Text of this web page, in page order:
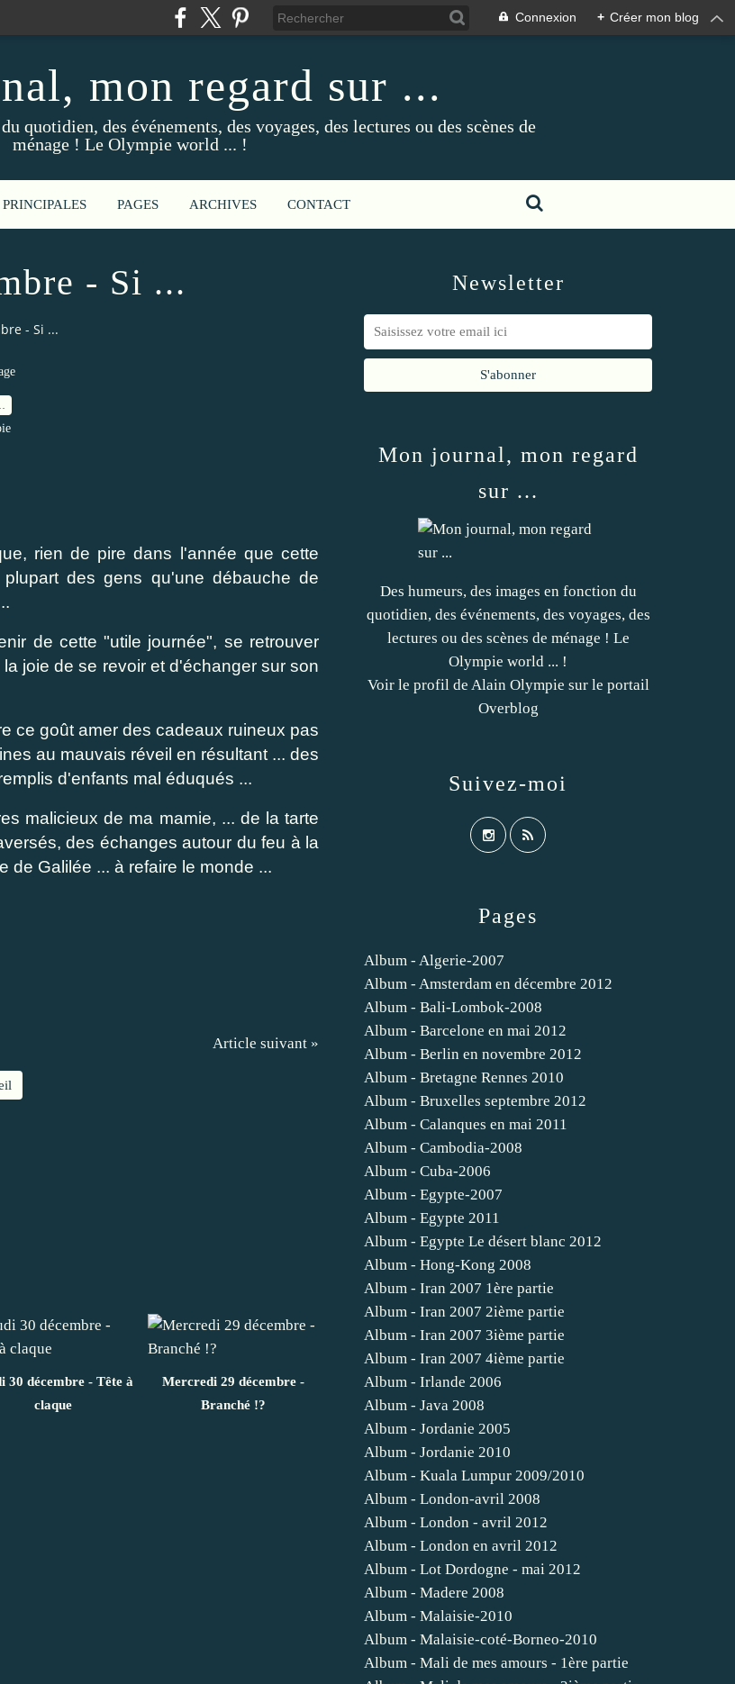
Connexion + Créer mon blog
mon regard sur ...
quotidien, des événements, des voyages, des lectures ou des scènes de
ménage ! Le Olympie world ... !
PAGES ARCHIVES CONTACT
- Si ...
- Si ...
rien de pire dans l'année que cette
des gens qu'une débauche de
de cette "utile journée", se retrouver
joie de se revoir et d'échanger sur son
ce goût amer des cadeaux ruineux pas
au mauvais réveil en résultant ... des
d'enfants mal éduqués ...
malicieux de ma mamie, ... de la tarte
des échanges autour du feu à la
de Galilée ... à refaire le monde ...
Article suivant »
30 décembre - Tête à
claque
Mercredi 29 décembre -
Branché !?
Newsletter
Pages
Album - Algerie-2007
Album - Amsterdam en décembre 2012
Album - Bali-Lombok-2008
Album - Barcelone en mai 2012
Album - Berlin en novembre 2012
Album - Bretagne Rennes 2010
Album - Bruxelles septembre 2012
Album - Calanques en mai 2011
Album - Cambodia-2008
Album - Cuba-2006
Album - Egypte-2007
Album - Egypte 2011
Album - Egypte Le désert blanc 2012
Album - Hong-Kong 2008
Album - Iran 2007 1ère partie
Album - Iran 2007 2ième partie
Album - Iran 2007 3ième partie
Album - Iran 2007 4ième partie
Album - Irlande 2006
Album - Java 2008
Album - Jordanie 2005
Album - Jordanie 2010
Album - Kuala Lumpur 2009/2010
Album - London-avril 2008
Album - London - avril 2012
Album - London en avril 2012
Album - Lot Dordogne - mai 2012
Album - Madere 2008
Album - Malaisie-2010
Album - Malaisie-coté-Borneo-2010
Album - Mali de mes amours - 1ère partie
Mon journal, mon regard
sur ...
Des humeurs, des images en fonction du
quotidien, des événements, des voyages, des
lectures ou des scènes de ménage ! Le
Olympie world ... !
Voir le profil de Alain Olympie sur le portail
Overblog
Suivez-moi